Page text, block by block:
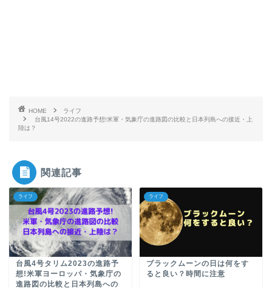
HOME
ライフ
台風14号2022の進路予想!米軍・気象庁の進路図の比較と日本列島への接近・上
陸は？
関連記事
ライフ
台風4号タリム2023の進路予
想!米軍ヨーロッパ・気象庁の
進路図の比較と日本列島への
ライフ
ブラックムーンの日は何をす
ると良い？時間に注意